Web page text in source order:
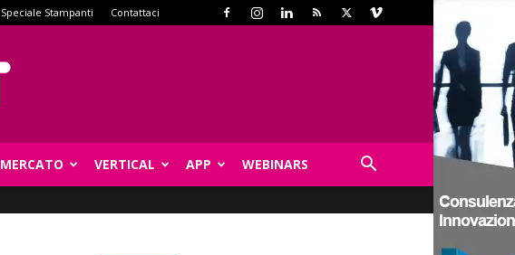
Speciale Stampanti Contattaci
MERCATO VERTICAL APP WEBINARS